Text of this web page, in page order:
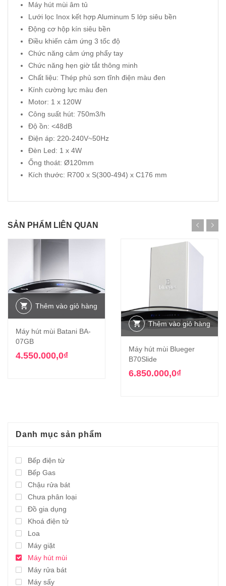
Máy hút mùi âm tủ
Lưới lọc Inox kết hợp Aluminum 5 lớp siêu bền
Động cơ hộp kín siêu bền
Điều khiến cảm ứng 3 tốc độ
Chức năng cảm ứng phẩy tay
Chức năng hẹn giờ tắt thông minh
Chất liệu: Thép phủ sơn tĩnh điện màu đen
Kính cường lực màu đen
Motor: 1 x 120W
Công suất hút: 750m3/h
Độ ồn: <48dB
Điện áp: 220-240V~50Hz
Đèn Led: 1 x 4W
Ống thoát: Ø120mm
Kích thước: R700 x S(300-494) x C176 mm
SẢN PHẨM LIÊN QUAN
Thêm vào giỏ hàng
Máy hút mùi Batani BA-
07GB
4.550.000,0₫
Thêm vào giỏ hàng
Máy hút mùi Blueger
B70Slide
6.850.000,0₫
Danh mục sản phẩm
Bếp điện từ
Bếp Gas
Chậu rửa bát
Chưa phân loại
Đồ gia dụng
Khoá điện tử
Loa
Máy giặt
Máy hút mùi
Máy rửa bát
Máy sấy